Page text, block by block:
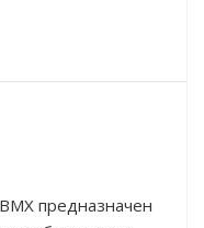
предназначен